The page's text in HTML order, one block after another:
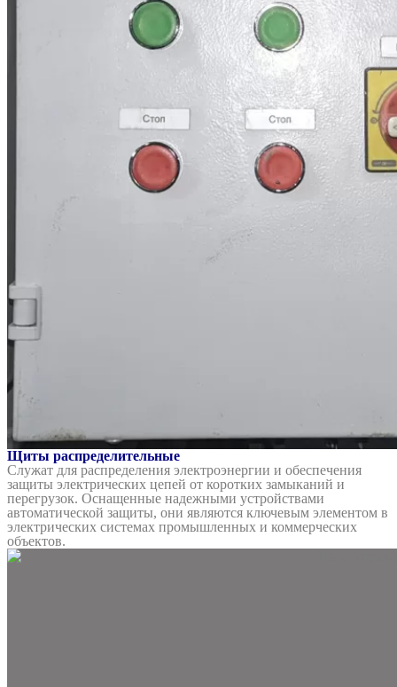
Щиты распределительные
Служат для распределения электроэнергии и обеспечения
защиты электрических цепей от коротких замыканий и
перегрузок. Оснащенные надежными устройствами
автоматической защиты, они являются ключевым элементом в
электрических системах промышленных и коммерческих
объектов.